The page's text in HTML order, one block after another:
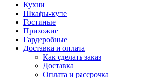
Кухни
Шкафы-купе
Гостиные
Прихожие
Гардеробные
Доставка и оплата
Как сделать заказ
Доставка
Оплата и рассрочка